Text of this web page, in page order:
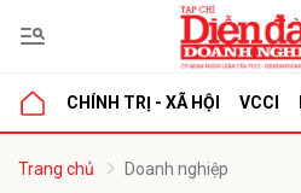
CHÍNH TRỊ - XÃ HỘI VCCI
Trang chủ Doanh nghiệp
luận